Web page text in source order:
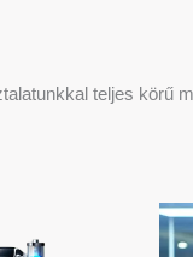
teljes körű